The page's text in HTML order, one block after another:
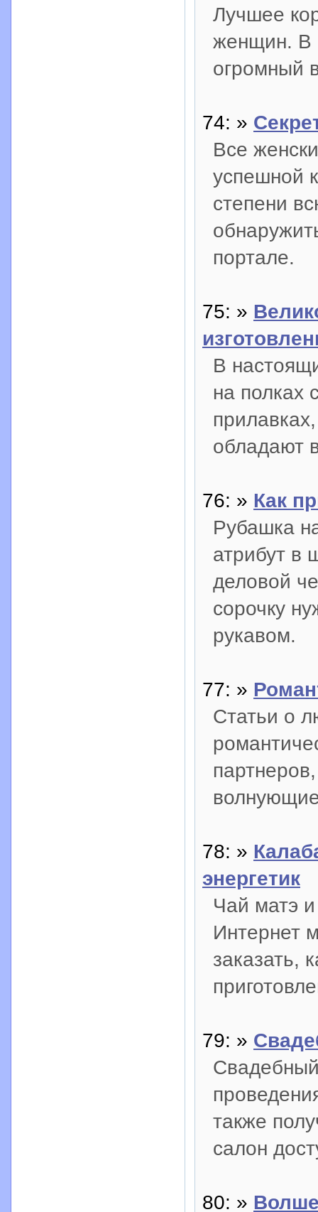
Лучшее
женщин. В
огромный
74: »
Все
успешной
степени
портале.
75: »
В
на полках
обладают
76: » Как
Рубашка
атрибут в
деловой
сорочку
рукавом.
77: »
Статьи о
78: »
энергетик
Чай матэ
Интернет
заказать,
79: »
также
салон
80: »